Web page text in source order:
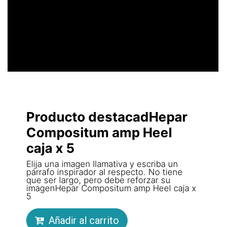
Producto destacadHepar
Compositum amp Heel
caja x 5
Elija una imagen llamativa y escriba un
párrafo inspirador al respecto. No tiene
que ser largo, pero debe reforzar su
imagenHepar Compositum amp Heel caja x
5
Añadir al carrito